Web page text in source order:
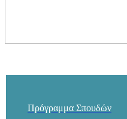
Πρόγραμμα Σπουδών